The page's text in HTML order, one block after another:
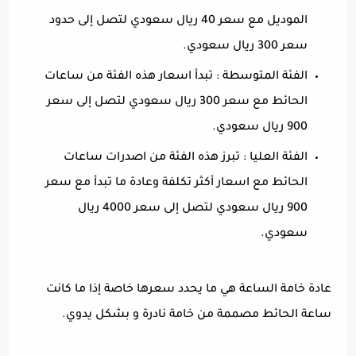
الموديل مع سعر 40 ريال سعودي لتصل إلى حدود
سعر 300 ريال سعودي.
الفئة المتوسطة : تبدأ اسعار هذه الفئة من ساعات
الحائط مع سعر 300 ريال سعودي لتصل إلى سعر
900 ريال سعودي.
الفئة العليا : تبرز هذه الفئة من اصدرات ساعات
الحائط مع اسعار أكثر تكلفة وعادة ما تبدأ مع سعر
900 ريال سعودي لتصل إلى سعر 4000 ريال
سعودي.
عادة خامة الساعة هي ما يحدد سعرها خاصة إذا ما كانت
ساعة الحائط مصممة من خامة نادرة و بشكل يدوي.